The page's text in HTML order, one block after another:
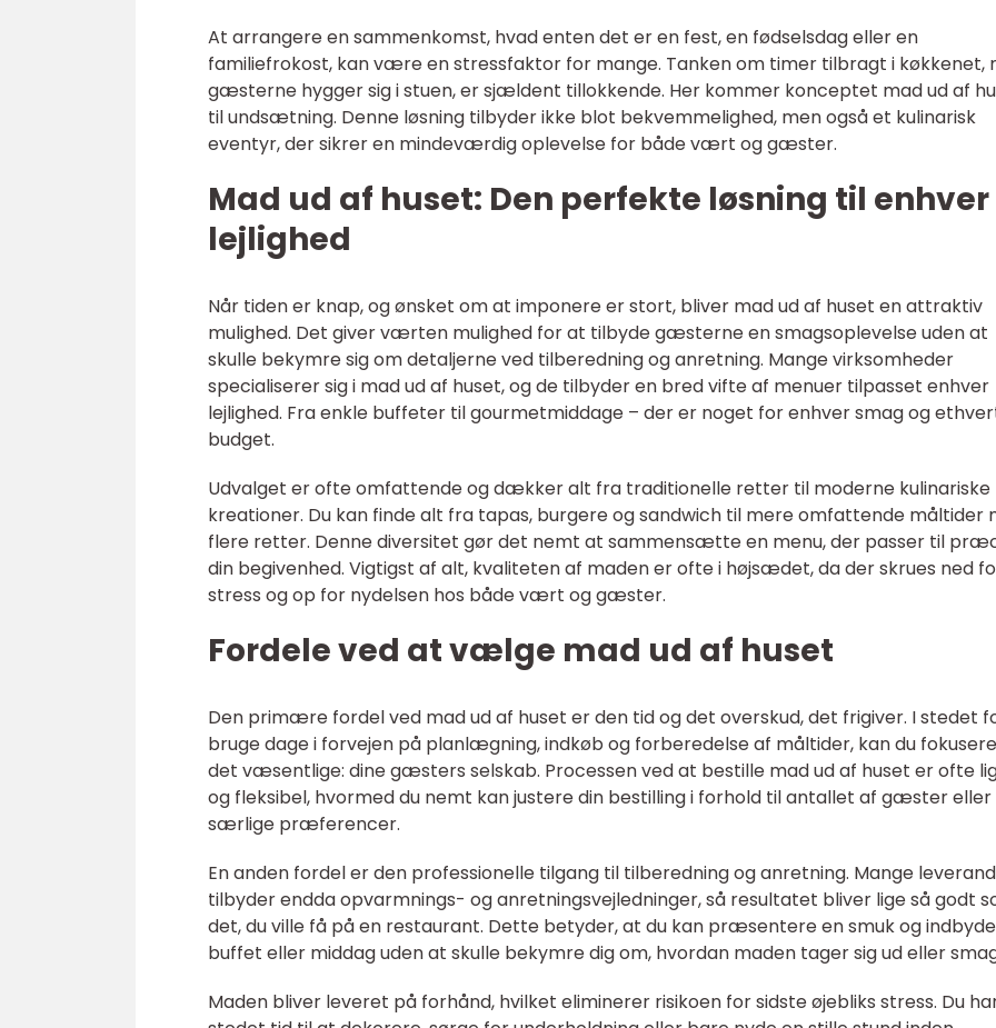
At arrangere en sammenkomst, hvad enten det er en fest, en fødselsdag eller en
familiefrokost, kan være en stressfaktor for mange. Tanken om timer tilbragt i køkkenet,
gæsterne hygger sig i stuen, er sjældent tillokkende. Her kommer konceptet mad ud af
til undsætning. Denne løsning tilbyder ikke blot bekvemmelighed, men også et kulinarisk
eventyr, der sikrer en mindeværdig oplevelse for både vært og gæster.
Mad ud af huset: Den perfekte løsning til enhver
lejlighed
Når tiden er knap, og ønsket om at imponere er stort, bliver mad ud af huset en attraktiv
mulighed. Det giver værten mulighed for at tilbyde gæsterne en smagsoplevelse uden at
skulle bekymre sig om detaljerne ved tilberedning og anretning. Mange virksomheder
specialiserer sig i mad ud af huset, og de tilbyder en bred vifte af menuer tilpasset enhver
lejlighed. Fra enkle buffeter til gourmetmiddage – der er noget for enhver smag og
budget.
Udvalget er ofte omfattende og dækker alt fra traditionelle retter til moderne kulinariske
kreationer. Du kan finde alt fra tapas, burgere og sandwich til mere omfattende måltider
flere retter. Denne diversitet gør det nemt at sammensætte en menu, der passer til
din begivenhed. Vigtigst af alt, kvaliteten af maden er ofte i højsædet, da der skrues ned
stress og op for nydelsen hos både vært og gæster.
Fordele ved at vælge mad ud af huset
Den primære fordel ved mad ud af huset er den tid og det overskud, det frigiver. I stedet
bruge dage i forvejen på planlægning, indkøb og forberedelse af måltider, kan du
det væsentlige: dine gæsters selskab. Processen ved at bestille mad ud af huset er ofte
og fleksibel, hvormed du nemt kan justere din bestilling i forhold til antallet af gæster eller
særlige præferencer.
En anden fordel er den professionelle tilgang til tilberedning og anretning. Mange
tilbyder endda opvarmnings- og anretningsvejledninger, så resultatet bliver lige så godt
det, du ville få på en restaurant. Dette betyder, at du kan præsentere en smuk og
buffet eller middag uden at skulle bekymre dig om, hvordan maden tager sig ud eller
Maden bliver leveret på forhånd, hvilket eliminerer risikoen for sidste øjebliks stress. Du